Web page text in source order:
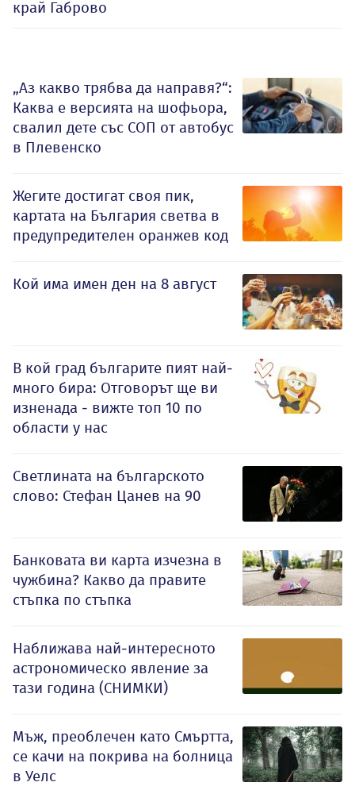
край Габрово
„Аз какво трябва да направя?“:
Каква е версията на шофьора,
свалил дете със СОП от автобус
в Плевенско
Жегите достигат своя пик,
картата на България светва в
предупредителен оранжев код
Кой има имен ден на 8 август
В кой град българите пият най-
много бира: Отговорът ще ви
изненада - вижте топ 10 по
области у нас
Светлината на българското
слово: Стефан Цанев на 90
Банковата ви карта изчезна в
чужбина? Какво да правите
стъпка по стъпка
Наближава най-интересното
астрономическо явление за
тази година (СНИМКИ)
Мъж, преоблечен като Смъртта,
се качи на покрива на болница
в Уелс